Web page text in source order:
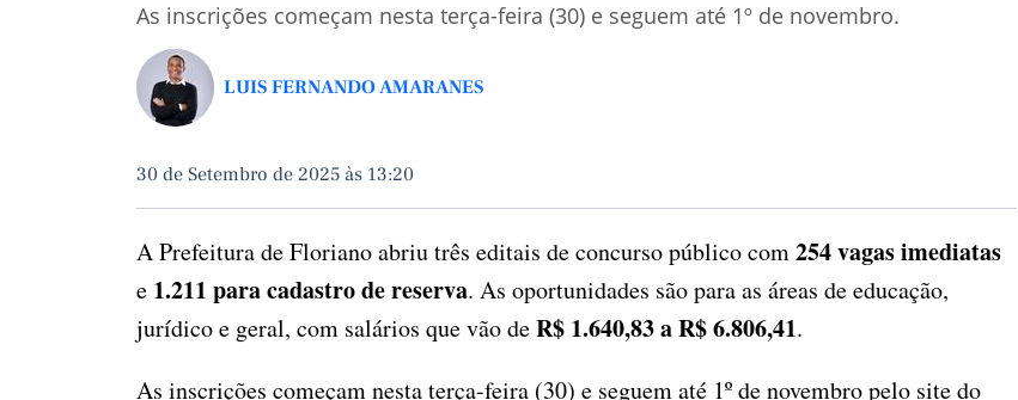
As inscrições começam nesta terça-feira (30) e seguem até 1º de novembro.
LUIS FERNANDO AMARANES
30 de Setembro de 2025 às 13:20
A Prefeitura de Floriano abriu três editais de concurso público com254 vagas imediatas
e 1.211 para cadastro de reserva. As oportunidades são para as áreas de educação,
jurídico e geral, com salários que vão deR$ 1.640,83 a R$ 6.806,41.
As inscrições começam nesta terça-feira (30) e seguem até 1º de novembro pelo site do